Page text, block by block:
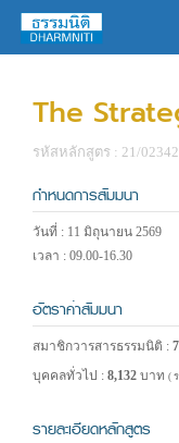
The
รหัสหลักสูตร : 21/
กำหนดการสัมมนา
วันที่ : 11 มิถุนายน 2569
เวลา : 09.00-16.30
อัตราค่าสัมมนา
สมาชิกวารสารธรรมนิติ :
บุคคลทั่วไป : 8,132 บาท (
รายละเอียดหลักสูตร